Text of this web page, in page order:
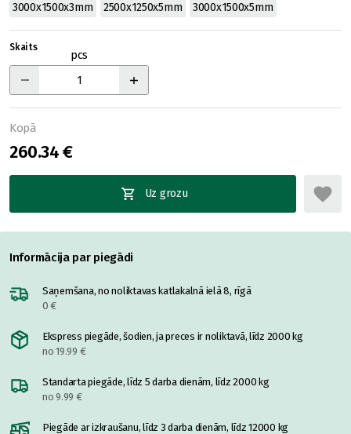
3000x1500x3mm
2500x1250x5mm 3000x1500x5mm
Skaits
pcs
Kopā
260.34 €
Uz grozu
Informācija par piegādi
Saņemšana, no noliktavas katlakalnā ielā 8, rīgā
0 €
Ekspress piegāde, šodien, ja preces ir noliktavā, līdz 2000 kg
no 19.99 €
Standarta piegāde, līdz 5 darba dienām, līdz 2000 kg
no 9.99 €
Piegāde ar izkraušanu, līdz 3 darba dienām, līdz 12000 kg